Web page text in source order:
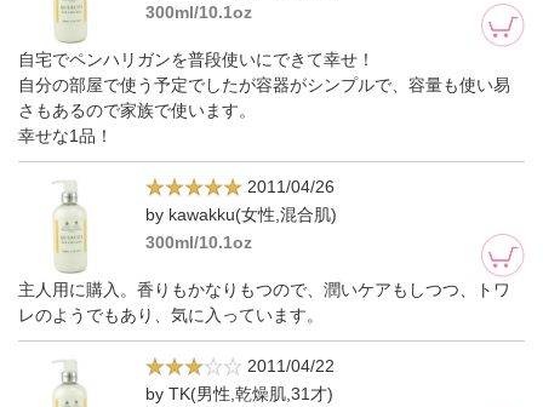
300ml/10.1oz
自宅でペンハリガンを普段使いにできて幸せ！
自分の部屋で使う予定でしたが容器がシンプルで、容量も使い易
さもあるので家族で使います。
幸せな1品！
2011/04/26
by kawakku(女性,混合肌)
300ml/10.1oz
主人用に購入。香りもかなりもつので、潤いケアもしつつ、トワ
レのようでもあり、気に入っています。
2011/04/22
by TK(男性,乾燥肌,31才)